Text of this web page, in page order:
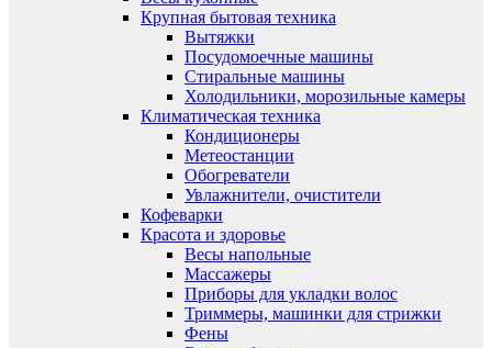
Крупная бытовая техника
Вытяжки
Посудомоечные машины
Стиральные машины
Холодильники, морозильные камеры
Климатическая техника
Кондиционеры
Метеостанции
Обогреватели
Увлажнители, очистители
Кофеварки
Красота и здоровье
Весы напольные
Массажеры
Приборы для укладки волос
Триммеры, машинки для стрижки
Фены